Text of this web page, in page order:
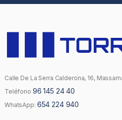
Calle De La Serra Calderona, 16,
Teléfono 96 145 24 40
WhatsApp: 654 224 940